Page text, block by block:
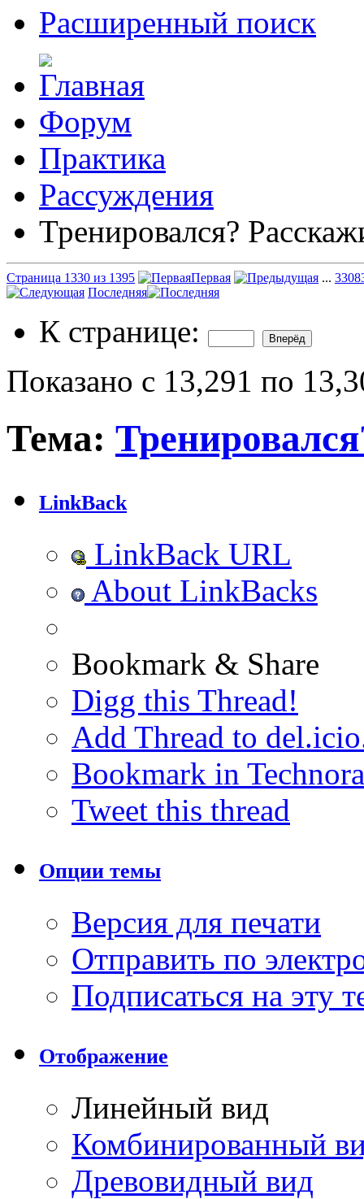
Расширенный поиск
Форум
Практика
Рассуждения
Тренировался?
Страница 1330 из 1395 Первая ... 330
Последняя
К странице:
Показано с 13,291 по
Тема:
LinkBack
LinkBack URL
About LinkBacks
Bookmark & Share
Digg this Thread!
Add Thread to
Bookmark in
Tweet this thread
Опции темы
Версия для печати
Отправить по
Подписаться на эту
Отображение
Линейный вид
Комбинированный
Древовидный вид